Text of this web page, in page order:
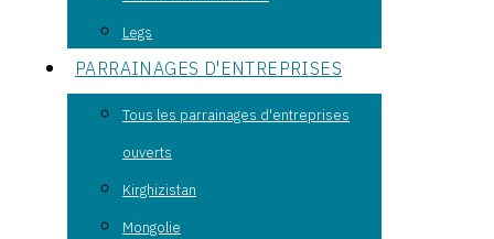
Legs
PARRAINAGES D'ENTREPRISES
Tous les parrainages d'entreprises
ouverts
Kirghizistan
Mongolie